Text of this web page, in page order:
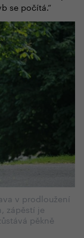
se počítá.“
v prodloužení
zápěstí je
pěkně